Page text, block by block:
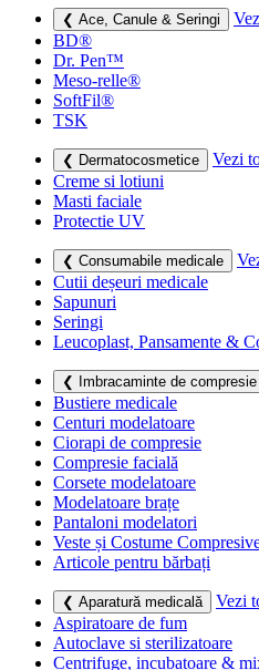
❮ Ace, Canule & Seringi
BD®
Dr. Pen™
Meso-relle®
SoftFil®
TSK
❮ Dermatocosmetice
Vezi
Creme si lotiuni
Masti faciale
Protectie UV
❮ Consumabile medicale
Cutii deșeuri medicale
Sapunuri
Seringi
Leucoplast, Pansamente &
❮ Imbracaminte de compresie
Bustiere medicale
Centuri modelatoare
Ciorapi de compresie
Compresie facială
Corsete modelatoare
Modelatoare brațe
Pantaloni modelatori
Veste și Costume
Articole pentru bărbați
❮ Aparatură medicală
Vezi
Aspiratoare de fum
Autoclave si sterilizatoare
Centrifuge, incubatoare &